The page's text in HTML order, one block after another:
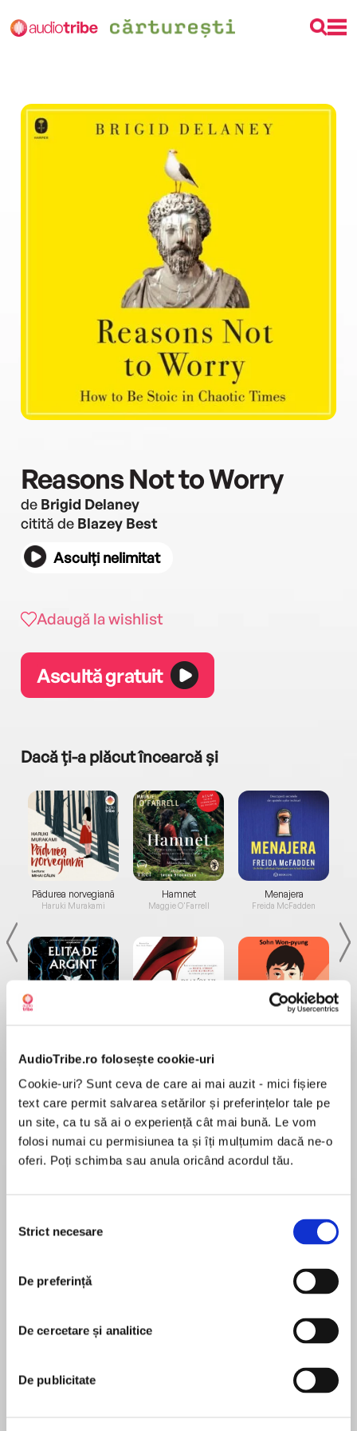
AudioTribe.ro folosește cookie-uri
Cookie-uri? Sunt ceva de care ai mai auzit - mici fișiere
text care permit salvarea setărilor și preferințelor tale pe
un site, ca tu să ai o experiență cât mai bună. Le vom
folosi numai cu permisiunea ta și îți mulțumim dacă ne-o
oferi. Poți schimba sau anula oricând acordul tău.
consimțământului
Strict necesare
De preferință
De cercetare și analitice
De publicitate
Reasons Not to Worry
de Brigid Delaney
citită de Blazey Best
Asculți nelimitat
Adaugă la wishlist
Ascultă gratuit
Dacă ți-a plăcut încearcă și
Pădurea norvegiană
Haruki Murakami
de...
Dani Francis
Hamnet
Maggie O'Farrell
la...
Lauren Weisberger
Menajera
Freida McFadden
Desprecarte
In this heartfelt and soul-searching work,
exploring how to pursue a rich and meaningful
existence.
În acest moment nu există recenzii
Brigid Delaney
BRIGID DELANEY is a political speechwriter for
Australia’s minister for finance and minister for